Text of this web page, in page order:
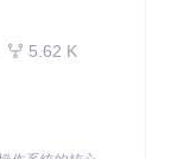
5.62 K